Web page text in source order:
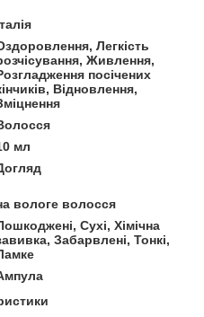
Легкість
Живлення,
посічених
Відновлення,
мл
вологе волосся
Сухі, Хімічна
Забарвлені, Тонкі,